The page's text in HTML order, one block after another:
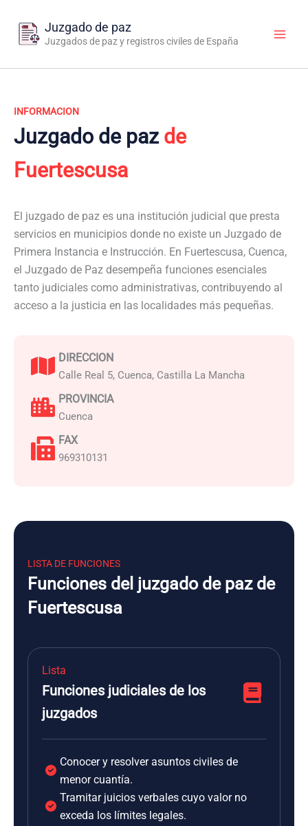
contenido
Juzgado de paz
Juzgados de paz y registros civiles de España
INFORMACION
Juzgado de paz de
Fuertescusa
El juzgado de paz es una institución judicial que presta
servicios en municipios donde no existe un Juzgado de
Primera Instancia e Instrucción. En Fuertescusa, Cuenca,
el Juzgado de Paz desempeña funciones esenciales
tanto judiciales como administrativas, contribuyendo al
acceso a la justicia en las localidades más pequeñas.
DIRECCION
Calle Real 5, Cuenca, Castilla La Mancha
PROVINCIA
Cuenca
FAX
969310131
LISTA DE FUNCIONES
Funciones del juzgado de paz de
Fuertescusa
Lista
Funciones judiciales de los
juzgados
Conocer y resolver asuntos civiles de
menor cuantía.
Tramitar juicios verbales cuyo valor no
exceda los límites legales.